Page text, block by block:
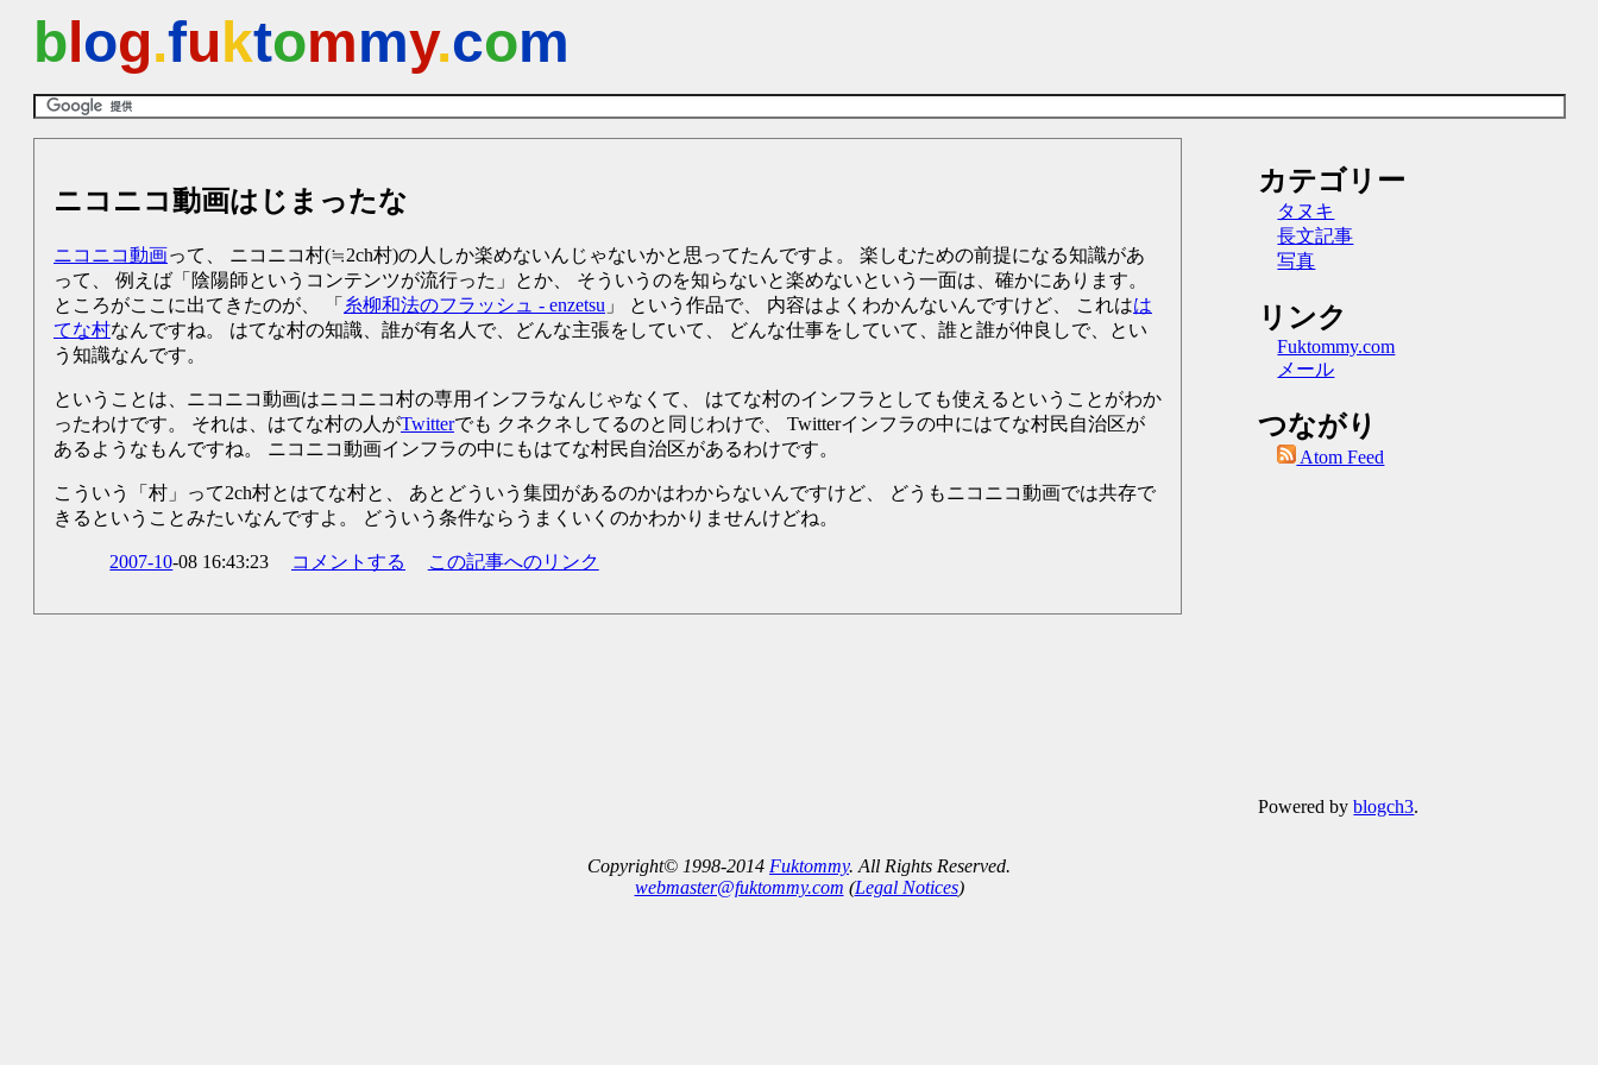
blog.fuktommy.com
ニコニコ動画はじまったな
ニコニコ動画って、 ニコニコ村(≒2ch村)の人しか楽めないんじゃないかと思ってたんですよ。 楽しむための前提になる知識があ
って、 例えば「陰陽師というコンテンツが流行った」とか、 そういうのを知らないと楽めないという一面は、確かにあります。
ところがここに出てきたのが、 「 糸柳和法のフラッシュ - enzetsu 」 という作品で、 内容はよくわかんないんですけど、 これはは
てな村なんですね。 はてな村の知識、誰が有名人で、どんな主張をしていて、 どんな仕事をしていて、誰と誰が仲良しで、とい
う知識なんです。
ということは、ニコニコ動画はニコニコ村の専用インフラなんじゃなくて、 はてな村のインフラとしても使えるということがわか
ったわけです。 それは、はてな村の人がTwitterでも クネクネしてるのと同じわけで、 Twitterインフラの中にはてな村民自治区が
あるようなもんですね。 ニコニコ動画インフラの中にもはてな村民自治区があるわけです。
こういう「村」って2ch村とはてな村と、 あとどういう集団があるのかはわからないんですけど、 どうもニコニコ動画では共存で
きるということみたいなんですよ。 どういう条件ならうまくいくのかわかりませんけどね。
2007-10-08 16:43:23 コメントする この記事へのリンク
カテゴリー
タヌキ
長文記事
写真
リンク
Fuktommy.com
メール
つながり
Atom Feed
Powered byblogch3.
Copyright© 1998-2014 Fuktommy. All Rights Reserved.
webmaster@fuktommy.com (Legal Notices)